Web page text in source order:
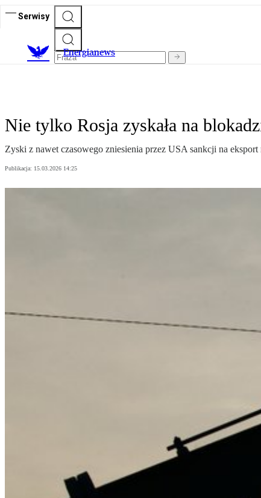
Serwisy
Energianews
Nie tylko Rosja zyskała na
Zyski z nawet czasowego zniesienia przez USA sankcji na
Publikacja: 15.03.2026 14:25